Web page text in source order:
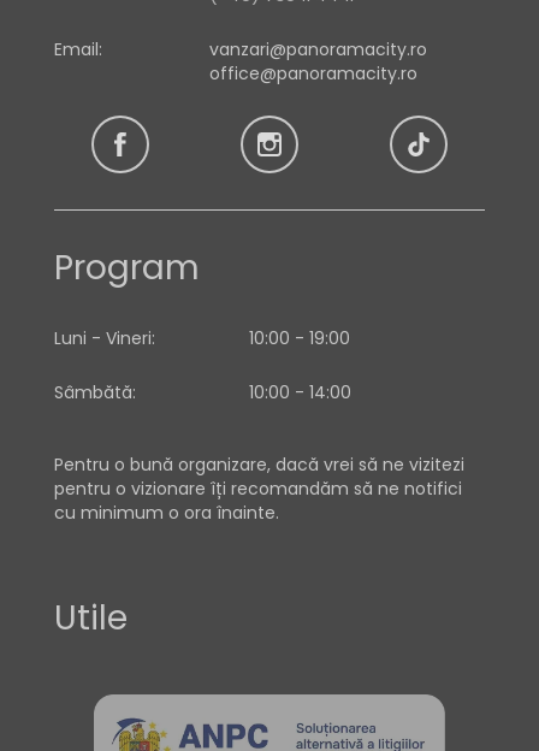
Email:
vanzari@panoramacity.ro
office@panoramacity.ro
Program
Luni - Vineri: 10:00 - 19:00
Sâmbătă: 10:00 - 14:00
Pentru o bună organizare, dacă vrei să ne vizitezi
pentru o vizionare îți recomandăm să ne notifici
cu minimum o ora înainte.
Utile